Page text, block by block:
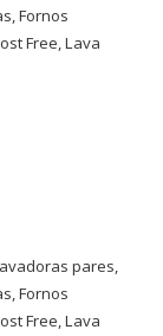
Fornos
Free, Lava
pares,
Fornos
Free, Lava